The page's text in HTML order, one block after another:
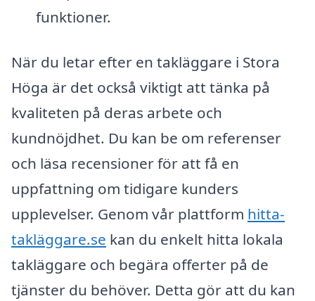
funktioner.
När du letar efter en takläggare i Stora
Höga är det också viktigt att tänka på
kvaliteten på deras arbete och
kundnöjdhet. Du kan be om referenser
och läsa recensioner för att få en
uppfattning om tidigare kunders
upplevelser. Genom vår plattform hitta-
takläggare.se kan du enkelt hitta lokala
takläggare och begära offerter på de
tjänster du behöver. Detta gör att du kan